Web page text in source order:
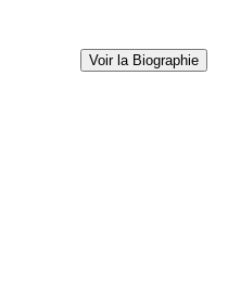
Voir la Biographie